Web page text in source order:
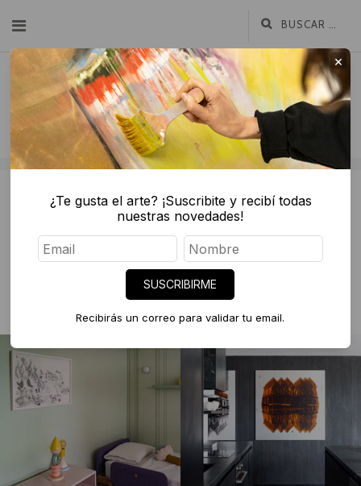
abril 16, 2025
Las vidas posibles: una invitación a
acercarse al arte de forma cotidiana
PRENSA
×
¿Te gusta el arte? ¡Suscribite y recibí todas
nuestras novedades!
SUSCRIBIRME
Recibirás un correo para validar tu email.